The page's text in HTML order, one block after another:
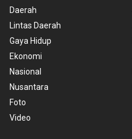
Daerah
Lintas Daerah
Gaya Hidup
Ekonomi
Nasional
Nusantara
Foto
Video